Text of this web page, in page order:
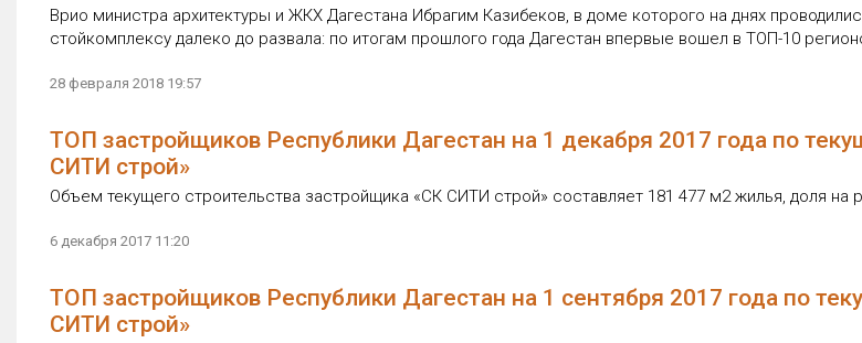
Врио министра архитектуры и ЖКХ Дагестана Ибрагим Казибеков, в доме которого на днях
стойкомплексу далеко до развала: по итогам прошлого года Дагестан впервые вошел в ТОП-10
28 февраля 2018 19:57
ТОП застройщиков Республики Дагестан на 1 декабря 2017 года по
СИТИ строй»
Объем текущего строительства застройщика «СК СИТИ строй» составляет 181 477 м2 жилья, доля на
6 декабря 2017 11:20
ТОП застройщиков Республики Дагестан на 1 сентября 2017 года по
СИТИ строй»